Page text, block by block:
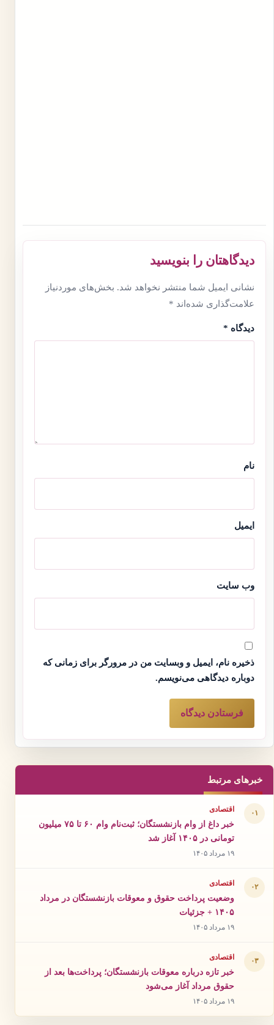
دیدگاهتان را بنویسید
نشانی ایمیل شما منتشر نخواهد شد. بخش‌های موردنیاز
علامت‌گذاری شده‌اند *
دیدگاه *
نام
ایمیل
وب‌ سایت
ذخیره نام، ایمیل و وبسایت من در مرورگر برای زمانی که
دوباره دیدگاهی می‌نویسم.
خبرهای مرتبط
۰۱ اقتصادی
خبر داغ از وام بازنشستگان؛ ثبت‌نام وام ۶۰ تا ۷۵ میلیون
تومانی در ۱۴۰۵ آغاز شد
۱۹ مرداد ۱۴۰۵
۰۲ اقتصادی
وضعیت پرداخت حقوق و معوقات بازنشستگان در مرداد
۱۴۰۵ + جزئیات
۱۹ مرداد ۱۴۰۵
۰۳ اقتصادی
خبر تازه درباره معوقات بازنشستگان؛ پرداخت‌ها بعد از
حقوق مرداد آغاز می‌شود
۱۹ مرداد ۱۴۰۵